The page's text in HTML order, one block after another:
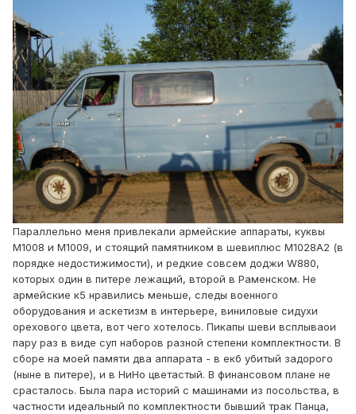
Параллельно меня привлекали армейские аппараты, куквы
M1008 и M1009, и стоящий памятником в шевиплюс M1028A2 (в
порядке недостижимости), и редкие совсем доджи W880,
которых один в питере лежащий, второй в Раменском. Не
армейские к5 нравились меньше, следы военного
оборудования и аскетизм в интерьере, виниловые сидухи
орехового цвета, вот чего хотелось. Пикапы шеви всплываои
пару раз в виде суп наборов разной степени комплектности. В
сборе на моей памяти два аппарата - в екб убитый задорого
(ныне в питере), и в НиНо цветастый. В финансовом плане не
срасталось. Была пара историй с машинами из посольства, в
частности идеальный по комплектности бывший трак Панца,